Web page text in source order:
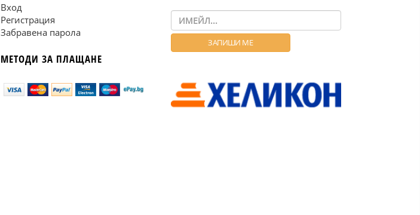
Вход
Регистрация
Забравена парола
МЕТОДИ ЗА ПЛАЩАНЕ